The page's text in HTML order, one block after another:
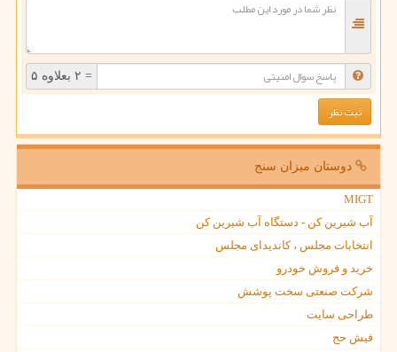
= ۲ بعلاوه ۵
دوستان میزان سنج
MIGT
آب شیرین کن - دستگاه آب شیرین کن
انتخابات مجلس ، کاندیدای مجلس
خرید و فروش خودرو
شرکت صنعتی سخت پوشش
طراحی سایت
فیش حج